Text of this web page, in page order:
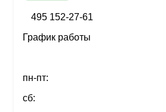
495 152-27-61
График работы
пн-пт:
сб: